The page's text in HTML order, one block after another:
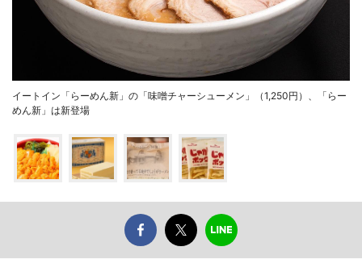
イートイン「らーめん新」の「味噌チャーシューメン」（1,250円）、「らー
めん新」は新登場